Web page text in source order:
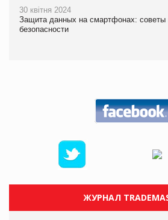
30 квітня 2024
Защита данных на смартфонах:
безопасности
ЖУРНАЛ